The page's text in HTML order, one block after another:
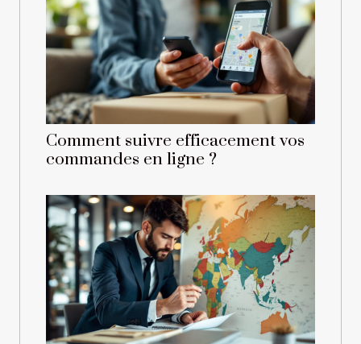
Comment suivre efficacement vos
commandes en ligne ?